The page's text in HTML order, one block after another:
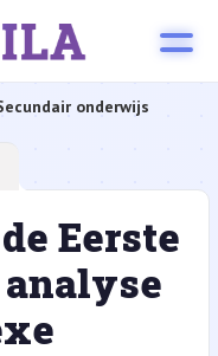
onderwijs
Eerste